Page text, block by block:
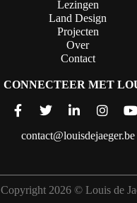
Lezingen
Land Design
Projecten
Over
Contact
CONNECTEER MET
contact@louisdejaeger.be
Copyright 2026 © Louis de